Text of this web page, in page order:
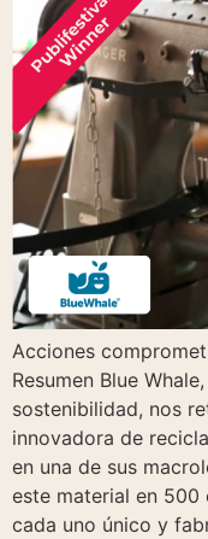
Acciones
Resumen Blue
sostenibilidad, nos
innovadora de
en una de sus
este material en
cada uno único y